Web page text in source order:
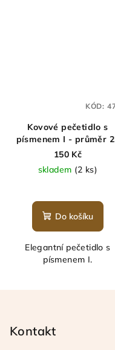
Kovové pečetidlo s
písmenem I - průměr
mm
150 Kč
skladem (2 ks)
Do košíku
Elegantní pečetidlo s
písmenem I.
KÓD:
Kontakt